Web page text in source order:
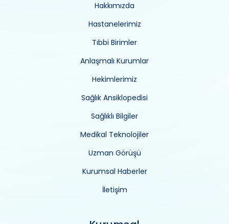
Hakkımızda
Hastanelerimiz
Tıbbi Birimler
Anlaşmalı Kurumlar
Hekimlerimiz
Sağlık Ansiklopedisi
Sağlıklı Bilgiler
Medikal Teknolojiler
Uzman Görüşü
Kurumsal Haberler
İletişim